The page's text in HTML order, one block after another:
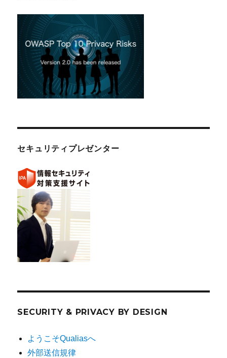
セキュリティプレゼンター
SECURITY & PRIVACY BY DESIGN
ようこそQualiasへ
外部送信規律